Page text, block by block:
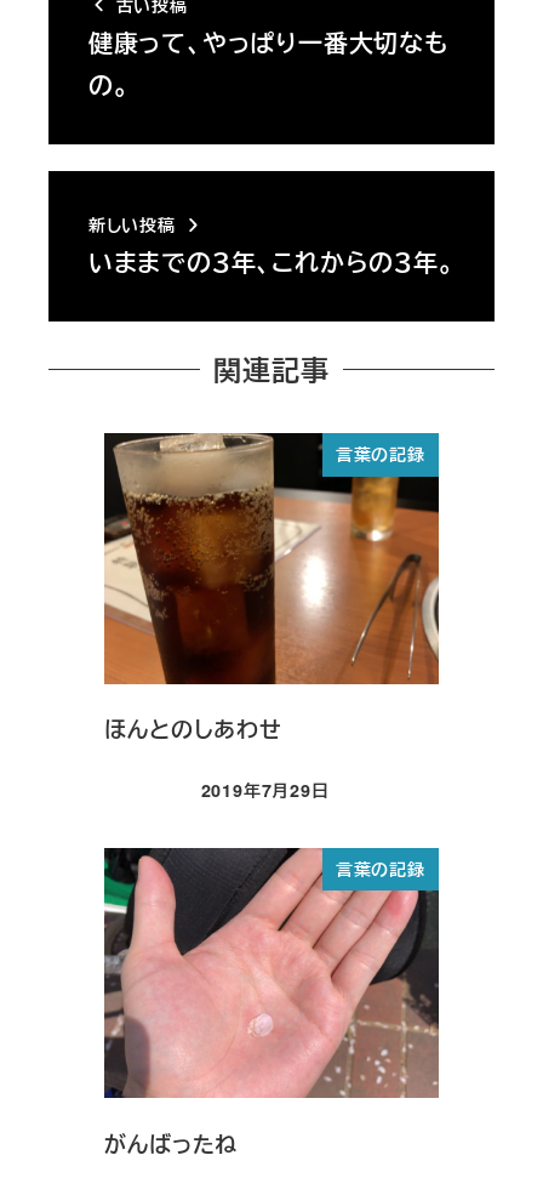
健康って、やっぱり一番大切なも
の。
新しい投稿
いままでの３年、これからの３年。
関連記事
言葉の記録
ほんとのしあわせ
投稿日
2019年7月29日
言葉の記録
がんばったね